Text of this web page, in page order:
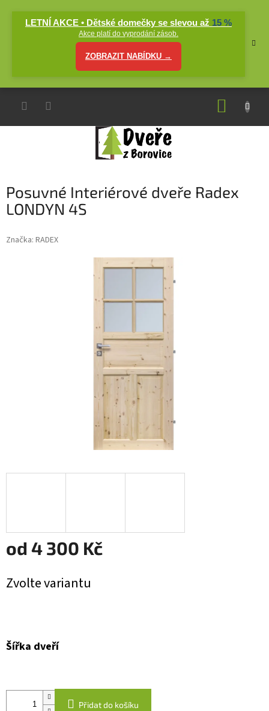
LETNÍ AKCE • Dětské domečky se slevou až 15 %
Akce platí do vyprodání zásob.
ZOBRAZIT NABÍDKU →
Posuvné Interiérové dveře Radex
LONDYN 4S
Značka: RADEX
od 4 300 Kč
cena:
Zvolte variantu
Šířka dveří
Přidat do košíku